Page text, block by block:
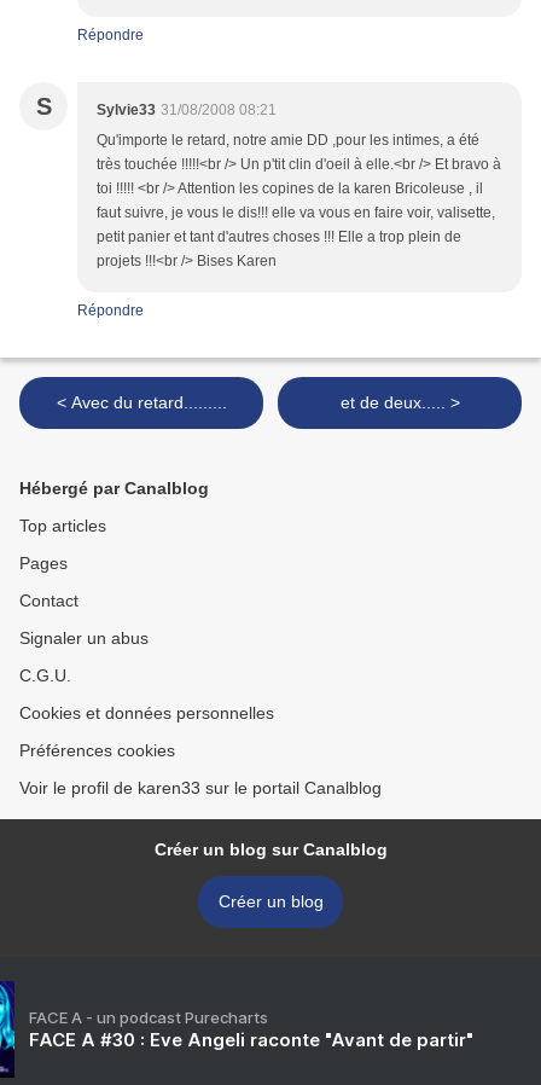
Répondre
S Sylvie33 31/08/2008 08:21
Qu'importe le retard, notre amie DD ,pour les intimes, a été
très touchée !!!!!<br /> Un p'tit clin d'oeil à elle.<br /> Et bravo à
toi !!!!! <br /> Attention les copines de la karen Bricoleuse , il
faut suivre, je vous le dis!!! elle va vous en faire voir, valisette,
petit panier et tant d'autres choses !!! Elle a trop plein de
projets !!!<br /> Bises Karen
Répondre
< Avec du retard......... et de deux..... >
Hébergé par Canalblog
Top articles
Pages
Contact
Signaler un abus
C.G.U.
Cookies et données personnelles
Préférences cookies
Voir le profil de karen33 sur le portail Canalblog
Créer un blog sur Canalblog
Créer un blog
FACE A - un podcast Purecharts
FACE A #30 : Eve Angeli raconte "Avant de partir"